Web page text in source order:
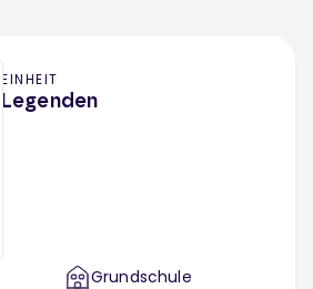
EINHEIT
Legenden
Grundschule